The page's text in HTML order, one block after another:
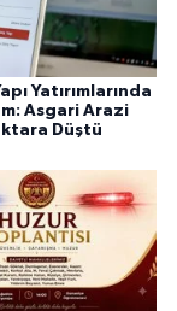
Yatırımlarında
Asgari Arazi
Düştü